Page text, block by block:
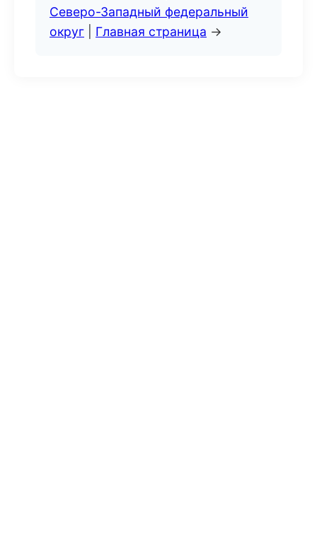
Северо-Западный федеральный
округ
Главная страница →